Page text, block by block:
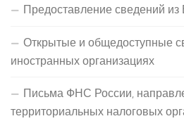
Предоставление сведений
Открытые и общедоступные
иностранных организациях
Письма ФНС России,
территориальных налоговых